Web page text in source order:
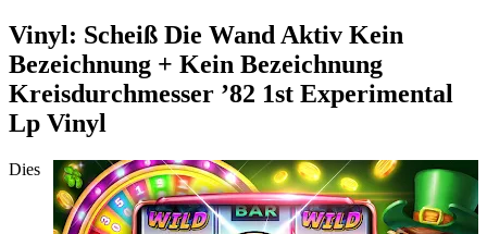
Vinyl: Scheiß Die Wand Aktiv Kein
Bezeichnung + Kein Bezeichnung
Kreisdurchmesser ’82 1st Experimental
Lp Vinyl
Dies